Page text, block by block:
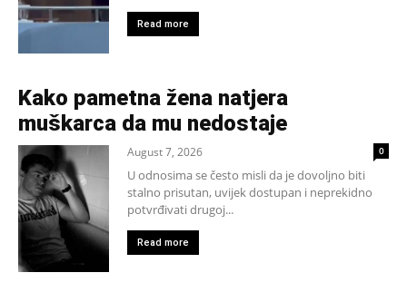
Read more
Kako pametna žena natjera
muškarca da mu nedostaje
August 7, 2026 0
U odnosima se često misli da je dovoljno biti
stalno prisutan, uvijek dostupan i neprekidno
potvrđivati drugoj...
Read more